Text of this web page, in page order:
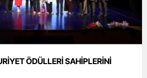
ÖDÜLLERİ SAHİPLERİNİ